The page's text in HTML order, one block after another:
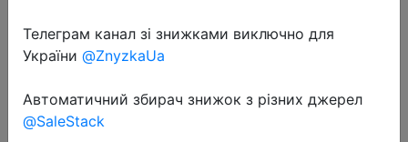
2022-08-22
Оригинальный смартфон Motorola
синий, 6,8 дюйма, Snapdragon 480
Plus, 5000 мАч, основная камера
Телеграм канал зі знижками виключно для
України @ZnyzkaUa
Автоматичний збирач знижок з різних джерел
@SaleStack